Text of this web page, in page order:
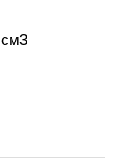
см3